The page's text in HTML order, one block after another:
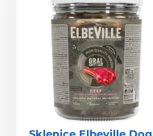
Sklenice Elbeville Dog